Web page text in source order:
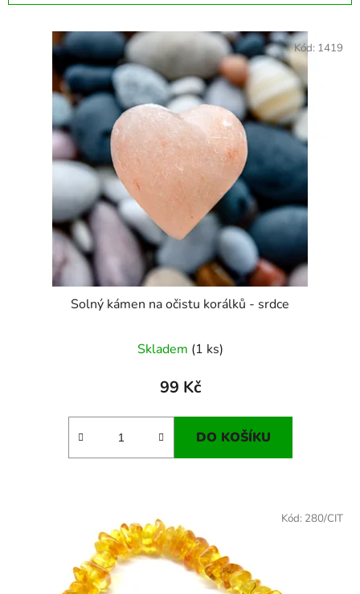
Solný kámen na očistu korálků - srdce
Skladem (1 ks)
99 Kč
DO KOŠÍKU
Kód: 1419
Kód: 280/CIT